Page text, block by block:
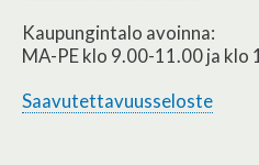
Kaupungintalo avoinna:
MA-PE klo 9.00-11.00 ja klo
Saavutettavuusseloste